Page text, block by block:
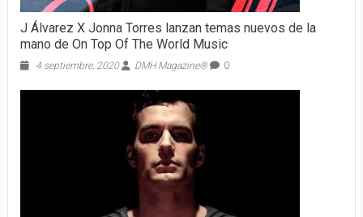
J Álvarez X Jonna Torres lanzan temas nuevos de la
mano de On Top Of The World Music
4 septiembre, 2020 DMH Magazine® 0